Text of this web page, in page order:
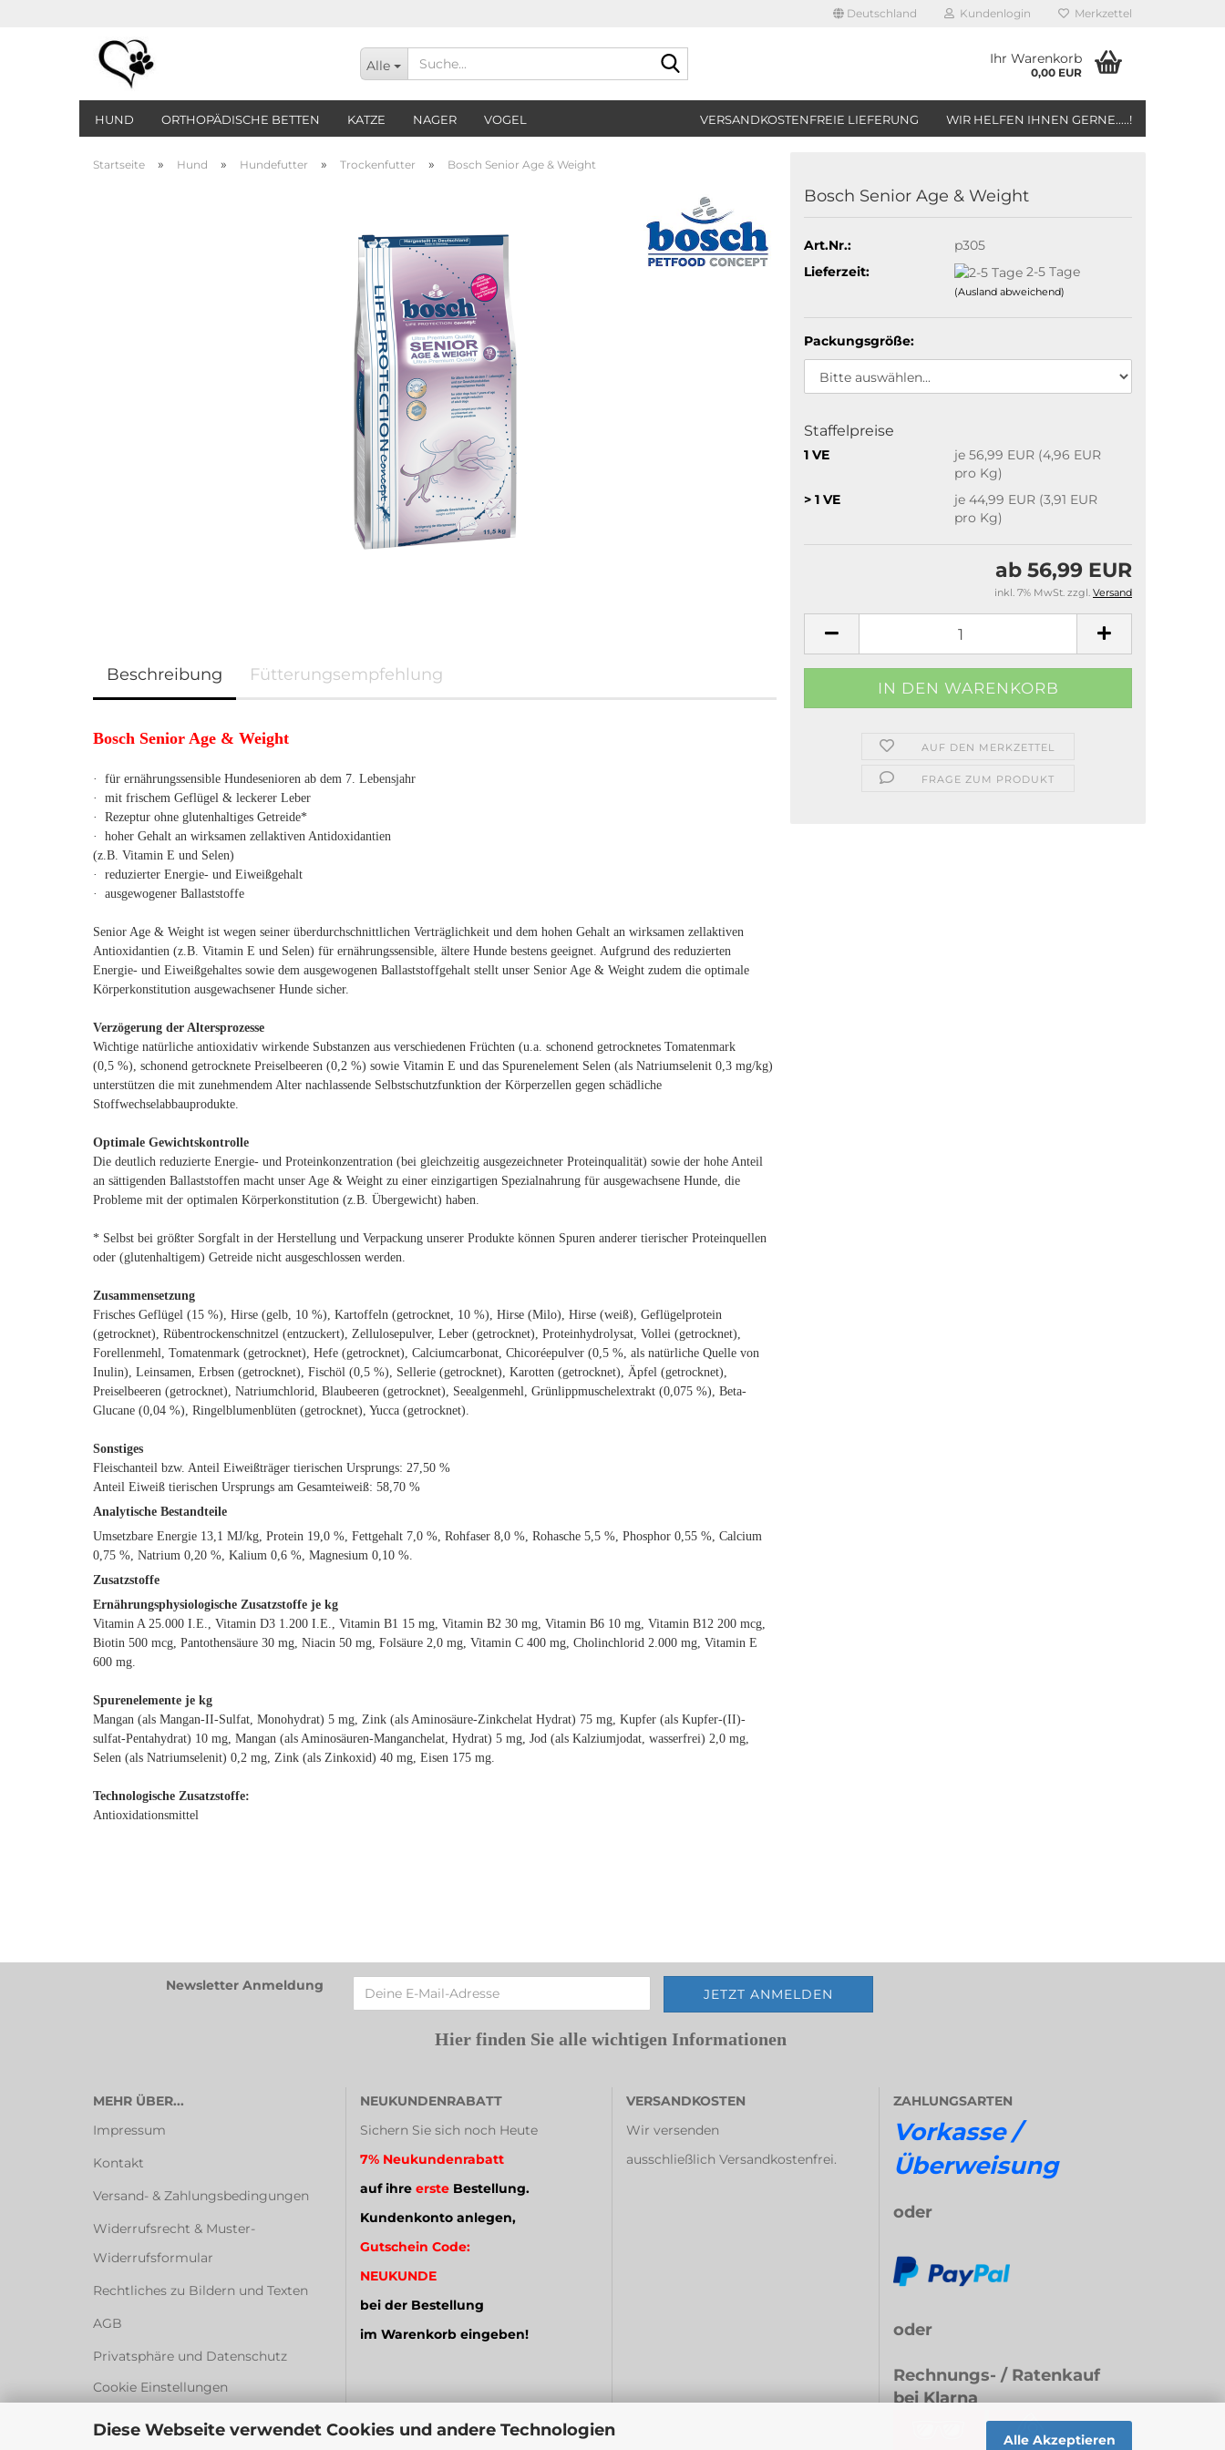
Diese Webseite verwendet Cookies und andere Technologien Alle Akzeptieren
Deutschland Kundenlogin Merkzettel
Alle Ihr Warenkorb
0,00 EUR
HUND ORTHOPÄDISCHE BETTEN KATZE NAGER VOGEL VERSANDKOSTENFREIE LIEFERUNG WIR HELFEN IHNEN GERNE.....!
Startseite » Hund » Hundefutter » Trockenfutter » Bosch Senior Age & Weight
Bosch Senior Age & Weight
Art.Nr.:
p305
Lieferzeit:
2-5 Tage
(Ausland abweichend)
Packungsgröße:
Staffelpreise
1 VE
je 56,99 EUR (4,96 EUR
pro Kg)
> 1 VE
je 44,99 EUR (3,91 EUR
pro Kg)
ab 56,99 EUR
inkl. 7% MwSt. zzgl. Versand
AUF DEN MERKZETTEL
FRAGE ZUM PRODUKT
Beschreibung Fütterungsempfehlung
Bosch Senior Age & Weight
· für ernährungssensible Hundesenioren ab dem 7. Lebensjahr
· mit frischem Geflügel & leckerer Leber
· Rezeptur ohne glutenhaltiges Getreide*
· hoher Gehalt an wirksamen zellaktiven Antidoxidantien
(z.B. Vitamin E und Selen)
· reduzierter Energie- und Eiweißgehalt
· ausgewogener Ballaststoffe
Senior Age & Weight ist wegen seiner überdurchschnittlichen Verträglichkeit und dem hohen Gehalt an wirksamen zellaktiven
Antioxidantien (z.B. Vitamin E und Selen) für ernährungssensible, ältere Hunde bestens geeignet. Aufgrund des reduzierten
Energie- und Eiweißgehaltes sowie dem ausgewogenen Ballaststoffgehalt stellt unser Senior Age & Weight zudem die optimale
Körperkonstitution ausgewachsener Hunde sicher.
Verzögerung der Altersprozesse
Wichtige natürliche antioxidativ wirkende Substanzen aus verschiedenen Früchten (u.a. schonend getrocknetes Tomatenmark
(0,5 %), schonend getrocknete Preiselbeeren (0,2 %) sowie Vitamin E und das Spurenelement Selen (als Natriumselenit 0,3 mg/kg)
unterstützen die mit zunehmendem Alter nachlassende Selbstschutzfunktion der Körperzellen gegen schädliche
Stoffwechselabbauprodukte.
Optimale Gewichtskontrolle
Die deutlich reduzierte Energie- und Proteinkonzentration (bei gleichzeitig ausgezeichneter Proteinqualität) sowie der hohe Anteil
an sättigenden Ballaststoffen macht unser Age & Weight zu einer einzigartigen Spezialnahrung für ausgewachsene Hunde, die
Probleme mit der optimalen Körperkonstitution (z.B. Übergewicht) haben.
* Selbst bei größter Sorgfalt in der Herstellung und Verpackung unserer Produkte können Spuren anderer tierischer Proteinquellen
oder (glutenhaltigem) Getreide nicht ausgeschlossen werden.
Zusammensetzung
Frisches Geflügel (15 %), Hirse (gelb, 10 %), Kartoffeln (getrocknet, 10 %), Hirse (Milo), Hirse (weiß), Geflügelprotein
(getrocknet), Rübentrockenschnitzel (entzuckert), Zellulosepulver, Leber (getrocknet), Proteinhydrolysat, Vollei (getrocknet),
Forellenmehl, Tomatenmark (getrocknet), Hefe (getrocknet), Calciumcarbonat, Chicoréepulver (0,5 %, als natürliche Quelle von
Inulin), Leinsamen, Erbsen (getrocknet), Fischöl (0,5 %), Sellerie (getrocknet), Karotten (getrocknet), Äpfel (getrocknet),
Preiselbeeren (getrocknet), Natriumchlorid, Blaubeeren (getrocknet), Seealgenmehl, Grünlippmuschelextrakt (0,075 %), Beta-
Glucane (0,04 %), Ringelblumenblüten (getrocknet), Yucca (getrocknet).
Sonstiges
Fleischanteil bzw. Anteil Eiweißträger tierischen Ursprungs: 27,50 %
Anteil Eiweiß tierischen Ursprungs am Gesamteiweiß: 58,70 %
Analytische Bestandteile
Umsetzbare Energie 13,1 MJ/kg, Protein 19,0 %, Fettgehalt 7,0 %, Rohfaser 8,0 %, Rohasche 5,5 %, Phosphor 0,55 %, Calcium
0,75 %, Natrium 0,20 %, Kalium 0,6 %, Magnesium 0,10 %.
Zusatzstoffe
Ernährungsphysiologische Zusatzstoffe je kg
Vitamin A 25.000 I.E., Vitamin D3 1.200 I.E., Vitamin B1 15 mg, Vitamin B2 30 mg, Vitamin B6 10 mg, Vitamin B12 200 mcg,
Biotin 500 mcg, Pantothensäure 30 mg, Niacin 50 mg, Folsäure 2,0 mg, Vitamin C 400 mg, Cholinchlorid 2.000 mg, Vitamin E
600 mg.
Spurenelemente je kg
Mangan (als Mangan-II-Sulfat, Monohydrat) 5 mg, Zink (als Aminosäure-Zinkchelat Hydrat) 75 mg, Kupfer (als Kupfer-(II)-
sulfat-Pentahydrat) 10 mg, Mangan (als Aminosäuren-Manganchelat, Hydrat) 5 mg, Jod (als Kalziumjodat, wasserfrei) 2,0 mg,
Selen (als Natriumselenit) 0,2 mg, Zink (als Zinkoxid) 40 mg, Eisen 175 mg.
Technologische Zusatzstoffe:
Antioxidationsmittel
Newsletter Anmeldung
Hier finden Sie alle wichtigen Informationen
MEHR ÜBER...
Impressum
Kontakt
Versand- & Zahlungsbedingungen
Widerrufsrecht & Muster-
Widerrufsformular
Rechtliches zu Bildern und Texten
AGB
Privatsphäre und Datenschutz
Cookie Einstellungen
NEUKUNDENRABATT
Sichern Sie sich noch Heute
7% Neukundenrabatt
auf ihre ersteBestellung.
Kundenkonto anlegen,
Gutschein Code:
NEUKUNDE
bei der Bestellung
im Warenkorb eingeben!
VERSANDKOSTEN
Wir versenden
ausschließlich Versandkostenfrei.
ZAHLUNGSARTEN
Vorkasse /
Überweisung
oder
oder
Rechnungs- / Ratenkauf
bei Klarna